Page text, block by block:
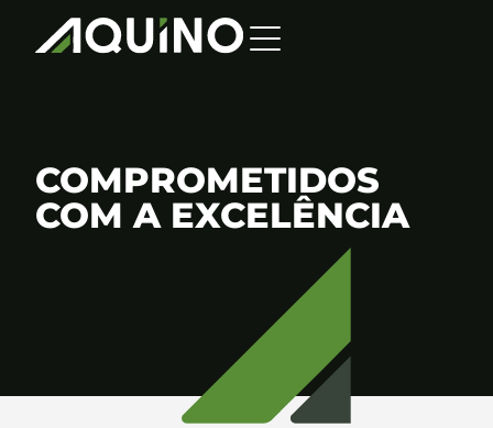
COMPROMETIDOS
COM A EXCELÊNCIA